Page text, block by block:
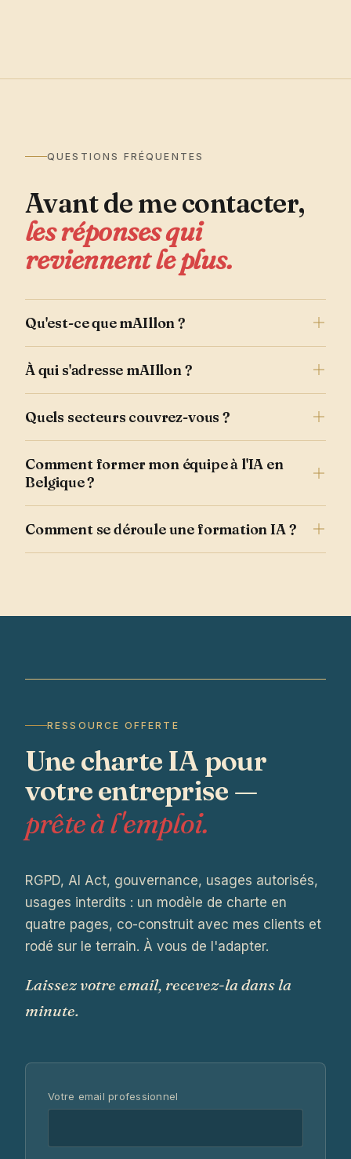
QUESTIONS FRÉQUENTES
Avant de me contacter,
les réponses qui
reviennent le plus.
Qu'est-ce que mAIllon ?
À qui s'adresse mAIllon ?
Quels secteurs couvrez-vous ?
Comment former mon équipe à l'IA en
Belgique ?
Comment se déroule une formation IA ?
RESSOURCE OFFERTE
Une charte IA pour
votre entreprise —
prête à l'emploi.
RGPD, AI Act, gouvernance, usages autorisés,
usages interdits : un modèle de charte en
quatre pages, co-construit avec mes clients et
rodé sur le terrain. À vous de l'adapter.
Laissez votre email, recevez-la dans la
minute.
Votre email professionnel